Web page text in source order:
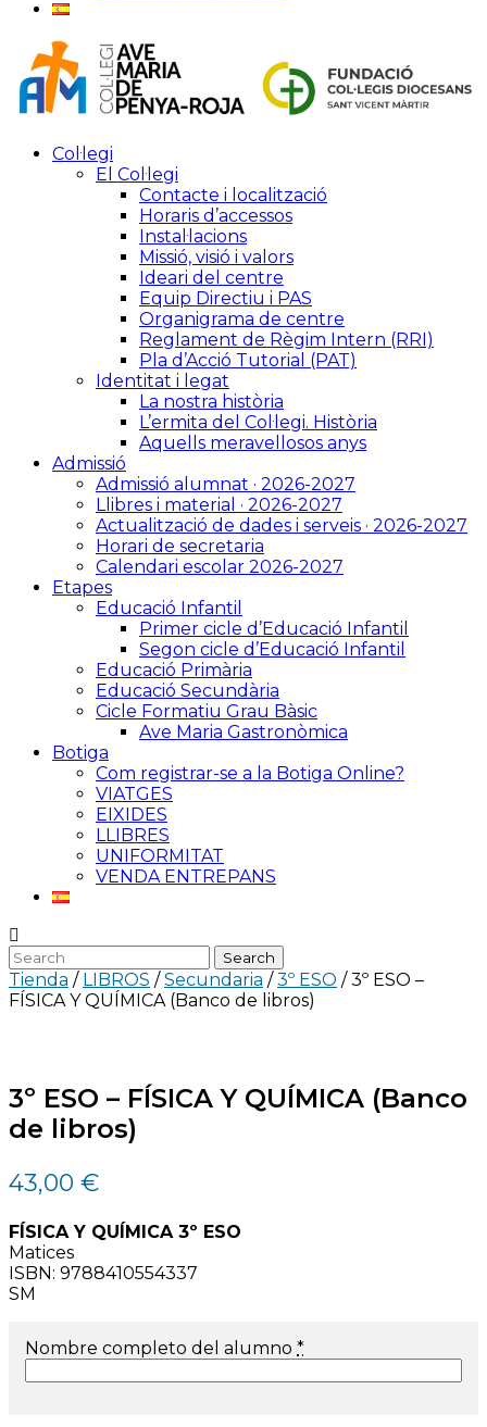
Col·legi
El Col·legi
Contacte i localització
Horaris d’accessos
Instal·lacions
Missió, visió i valors
Ideari del centre
Equip Directiu i PAS
Organigrama de centre
Reglament de Règim Intern (RRI)
Pla d’Acció Tutorial (PAT)
Identitat i legat
La nostra història
L’ermita del Col·legi. Història
Aquells meravellosos anys
Admissió
Admissió alumnat · 2026-2027
Llibres i material · 2026-2027
Actualització de dades i serveis · 2026-2027
Horari de secretaria
Calendari escolar 2026-2027
Etapes
Educació Infantil
Primer cicle d’Educació Infantil
Segon cicle d’Educació Infantil
Educació Primària
Educació Secundària
Cicle Formatiu Grau Bàsic
Ave Maria Gastronòmica
Botiga
Com registrar-se a la Botiga Online?
VIATGES
EIXIDES
LLIBRES
UNIFORMITAT
VENDA ENTREPANS
Tienda / LIBROS /Secundaria /3º ESO / 3º ESO –
FÍSICA Y QUÍMICA (Banco de libros)
3º ESO – FÍSICA Y QUÍMICA (Banco
de libros)
43,00 €
FÍSICA Y QUÍMICA 3º ESO
Matices
ISBN: 9788410554337
SM
Nombre completo del alumno *